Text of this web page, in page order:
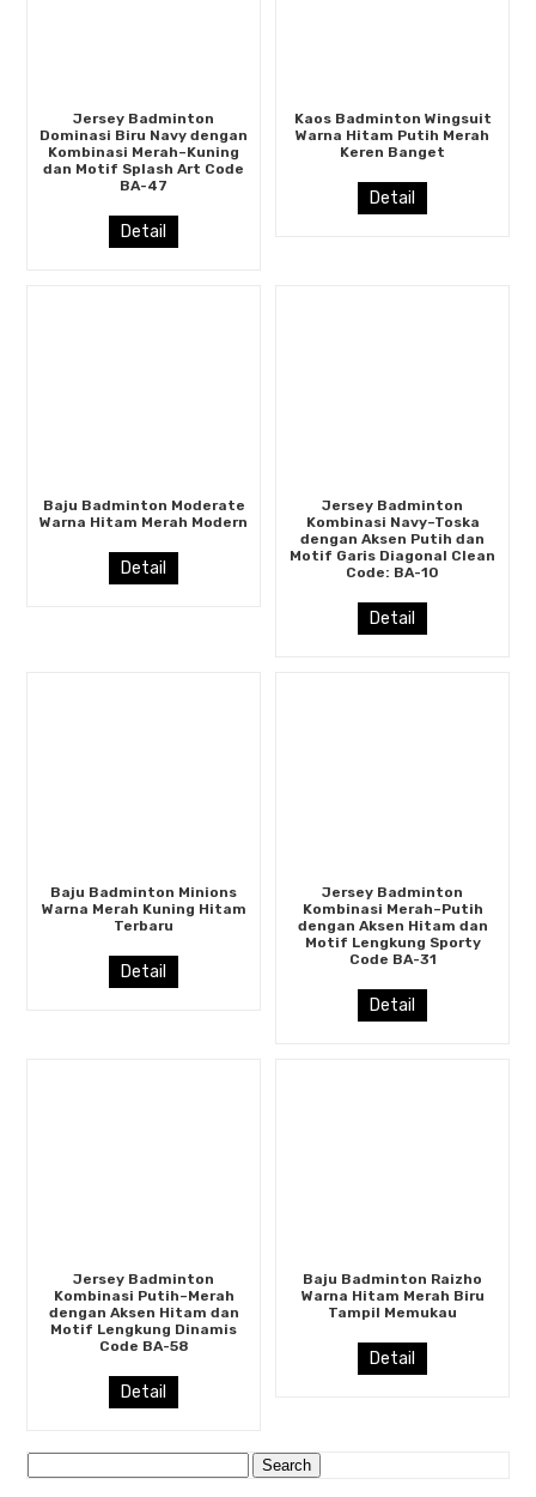
Jersey Badminton
Dominasi Biru Navy dengan
Kombinasi Merah–Kuning
dan Motif Splash Art Code
BA-47
Detail
Kaos Badminton Wingsuit
Warna Hitam Putih Merah
Keren Banget
Detail
Baju Badminton Moderate
Warna Hitam Merah Modern
Detail
Jersey Badminton
Kombinasi Navy–Toska
dengan Aksen Putih dan
Motif Garis Diagonal Clean
Code: BA-10
Detail
Baju Badminton Minions
Warna Merah Kuning Hitam
Terbaru
Detail
Jersey Badminton
Kombinasi Merah–Putih
dengan Aksen Hitam dan
Motif Lengkung Sporty
Code BA-31
Detail
Jersey Badminton
Kombinasi Putih–Merah
dengan Aksen Hitam dan
Motif Lengkung Dinamis
Code BA-58
Detail
Baju Badminton Raizho
Warna Hitam Merah Biru
Tampil Memukau
Detail
Search
for: